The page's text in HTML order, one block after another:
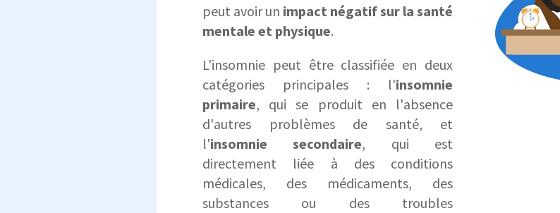
peut avoir un impact négatif sur la santé
mentale et physique.
L'insomnie peut être classifiée en deux
catégories principales : l'insomnie
primaire, qui se produit en l'absence
d'autres problèmes de santé, et
l'insomnie secondaire, qui est
directement liée à des conditions
médicales, des médicaments, des
substances ou des troubles